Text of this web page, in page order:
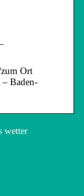
Ort
– Baden-
wetter